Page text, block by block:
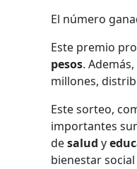
El número
Este premio
pesos.
millones,
Este sorteo,
importantes
desalud y
bienestar